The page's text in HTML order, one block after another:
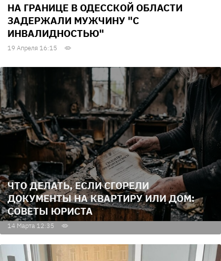
НА ГРАНИЦЕ В ОДЕССКОЙ ОБЛАСТИ
ЗАДЕРЖАЛИ МУЖЧИНУ "С
ИНВАЛИДНОСТЬЮ"
19 Апреля 16:15
ЧТО ДЕЛАТЬ, ЕСЛИ СГОРЕЛИ
ДОКУМЕНТЫ НА КВАРТИРУ ИЛИ ДОМ:
СОВЕТЫ ЮРИСТА
14 Марта 12:35